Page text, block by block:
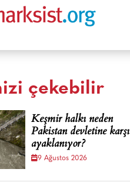
çekebilir
Keşmir halkı neden
Pakistan devletine karşı
ayaklanıyor?
9 Ağustos 2026